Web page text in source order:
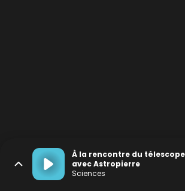
À la rencontre du
avec Astropierre
Sciences